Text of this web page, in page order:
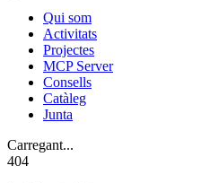
Qui som
Activitats
Projectes
MCP Server
Consells
Catàleg
Junta
Carregant...
404